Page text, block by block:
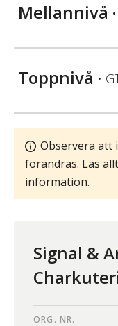
Mellannivå
Toppnivå •
Observera att
förändras. Läs
information.
Signal &
ORG. NR.